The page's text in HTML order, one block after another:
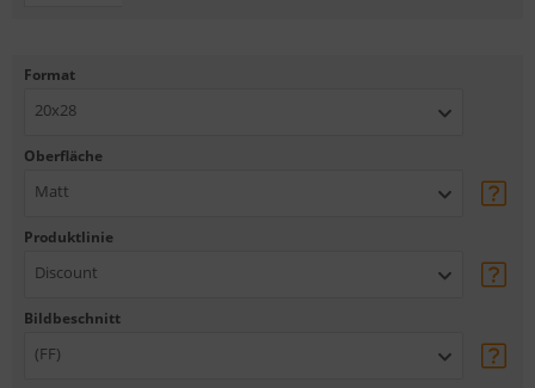
Format
20x28
Oberfläche
Matt
Produktlinie
Discount
Bildbeschnitt
(FF)